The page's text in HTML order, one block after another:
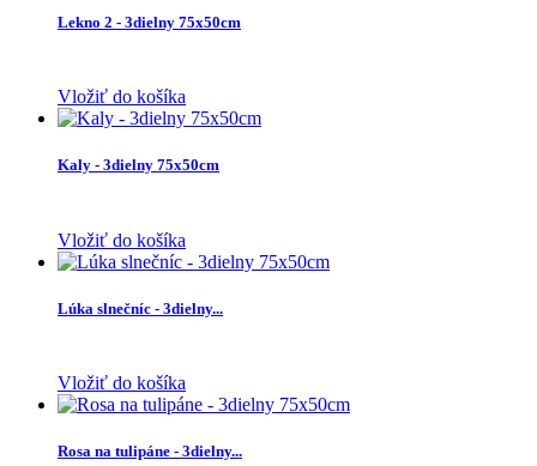
Lekno 2 - 3dielny 75x50cm
Vložiť do košíka
Kaly - 3dielny 75x50cm
Vložiť do košíka
Lúka slnečníc - 3dielny...
Vložiť do košíka
Rosa na tulipáne - 3dielny...